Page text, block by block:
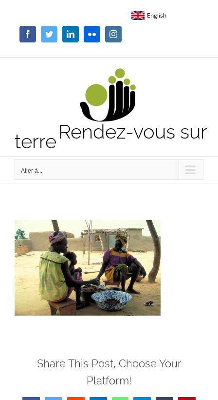
contenu
English
FacebookTwitterLinkedInFlickr Instagram
Rendez-vous sur
terre
Aller à...
Share This Post, Choose Your
Platform!